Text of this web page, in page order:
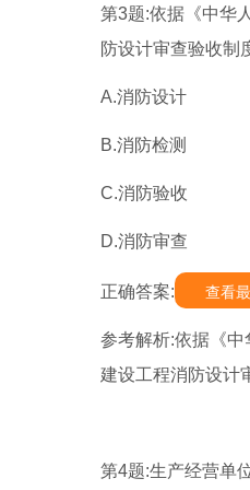
第3题:依据《中华
防设计审查验收制
A.消防设计
B.消防检测
C.消防验收
D.消防审查
正确答案: 查看
参考解析:依据《
建设工程消防设计
第4题:生产经营单